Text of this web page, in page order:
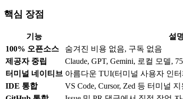
핵심 장점
기능
설
100% 오픈소스
숨겨진 비용 없음, 구독 없음
제공자 중립
Claude, GPT, Gemini, 로컬 모델,
터미널 네이티브 아름다운 TUI(터미널 사용자 인
IDE 통합
VS Code, Cursor, Zed 등 터미널